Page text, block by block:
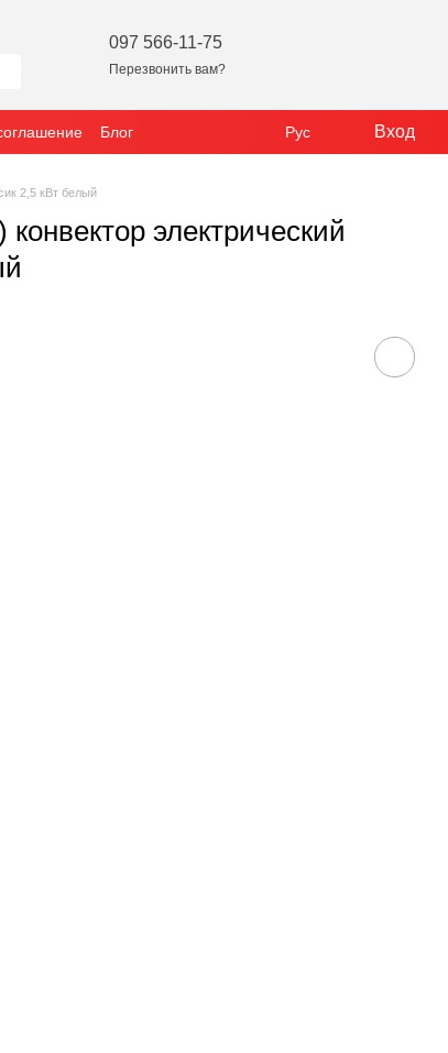
097 566-11-75
Перезвонить вам?
Блог Рус Вход
2,5 кВт белый
электрический